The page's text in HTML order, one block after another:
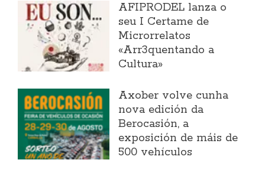
AFIPRODEL lanza o
seu I Certame de
Microrrelatos
«Arr3quentando a
Cultura»
Axober volve cunha
nova edición da
Berocasión, a
exposición de máis de
500 vehículos